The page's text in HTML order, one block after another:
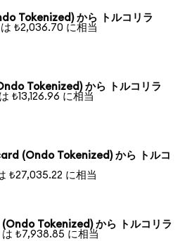
Tokenized) から トルコリラ
は ₺2,036.70 に相当
Tokenized) から トルコリラ
₺13,126.96 に相当
(Ondo Tokenized) から トルコ
₺27,035.22 に相当
Tokenized) から トルコリラ
は ₺7,938.85 に相当